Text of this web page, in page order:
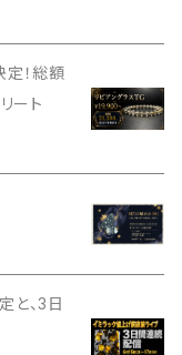
定！総額
ート
と、3日